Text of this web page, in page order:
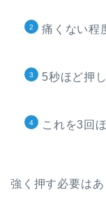
痛くない程
5秒ほど押
これを3回
強く押す必要はあ